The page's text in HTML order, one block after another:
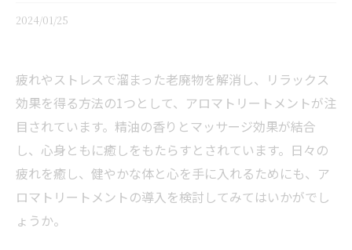
2024/01/25
疲れやストレスで溜まった老廃物を解消し、リラックス
効果を得る方法の1つとして、アロマトリートメントが注
目されています。精油の香りとマッサージ効果が結合
し、心身ともに癒しをもたらすとされています。日々の
疲れを癒し、健やかな体と心を手に入れるためにも、ア
ロマトリートメントの導入を検討してみてはいかがでし
ょうか。